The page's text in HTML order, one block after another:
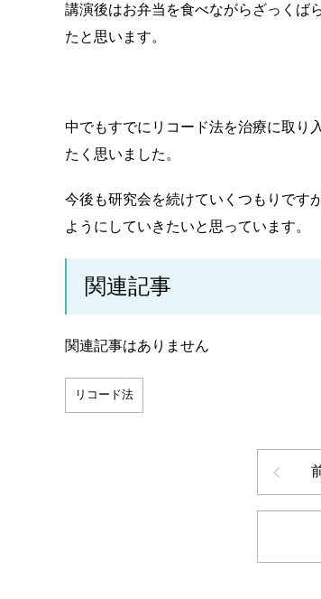
講演後はお弁当を食べながらざっくば
たと思います。
中でもすでにリコード法を治療に取り
たく思いました。
今後も研究会を続けていくつもりです
ようにしていきたいと思っています。
関連記事
関連記事はありません
リコード法